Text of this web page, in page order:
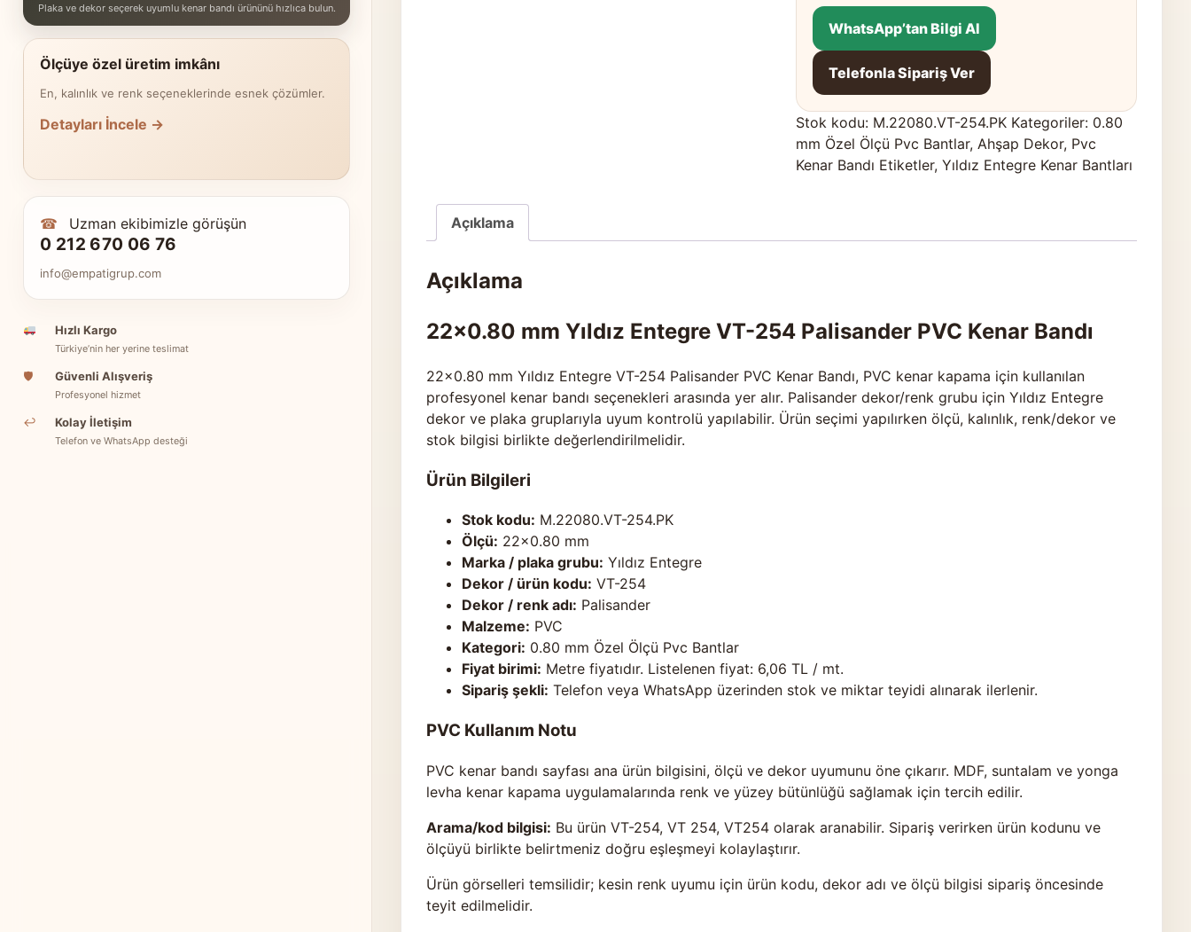
Plaka ve dekor seçerek uyumlu kenar bandı ürününü hızlıca bulun.
Ölçüye özel üretim imkânı
En, kalınlık ve renk seçeneklerinde esnek çözümler.
Detayları İncele →
☎ Uzman ekibimizle görüşün
0 212 670 06 76
info@empatigrup.com
Hızlı Kargo
Türkiye’nin her yerine teslimat
🛡 Güvenli Alışveriş
Profesyonel hizmet
↩ Kolay İletişim
Telefon ve WhatsApp desteği
WhatsApp’tan Bilgi Al
Telefonla Sipariş Ver
Stok kodu: M.22080.VT-254.PK Kategoriler: 0.80
mm Özel Ölçü Pvc Bantlar,Ahşap Dekor, Pvc
Kenar Bandı Etiketler,Yıldız Entegre Kenar Bantları
Açıklama
Açıklama
22×0.80 mm Yıldız Entegre VT-254 Palisander PVC Kenar Bandı
22×0.80 mm Yıldız Entegre VT-254 Palisander PVC Kenar Bandı, PVC kenar kapama için kullanılan
profesyonel kenar bandı seçenekleri arasında yer alır. Palisander dekor/renk grubu için Yıldız Entegre
dekor ve plaka gruplarıyla uyum kontrolü yapılabilir. Ürün seçimi yapılırken ölçü, kalınlık, renk/dekor ve
stok bilgisi birlikte değerlendirilmelidir.
Ürün Bilgileri
Stok kodu: M.22080.VT-254.PK
Ölçü: 22×0.80 mm
Marka / plaka grubu: Yıldız Entegre
Dekor / ürün kodu: VT-254
Dekor / renk adı: Palisander
Malzeme: PVC
Kategori: 0.80 mm Özel Ölçü Pvc Bantlar
Fiyat birimi: Metre fiyatıdır. Listelenen fiyat: 6,06 TL / mt.
Sipariş şekli: Telefon veya WhatsApp üzerinden stok ve miktar teyidi alınarak ilerlenir.
PVC Kullanım Notu
PVC kenar bandı sayfası ana ürün bilgisini, ölçü ve dekor uyumunu öne çıkarır. MDF, suntalam ve yonga
levha kenar kapama uygulamalarında renk ve yüzey bütünlüğü sağlamak için tercih edilir.
Arama/kod bilgisi: Bu ürün VT-254, VT 254, VT254 olarak aranabilir. Sipariş verirken ürün kodunu ve
ölçüyü birlikte belirtmeniz doğru eşleşmeyi kolaylaştırır.
Ürün görselleri temsilidir; kesin renk uyumu için ürün kodu, dekor adı ve ölçü bilgisi sipariş öncesinde
teyit edilmelidir.